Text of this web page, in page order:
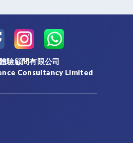
驗顧問有限公司
Consultancy Limited